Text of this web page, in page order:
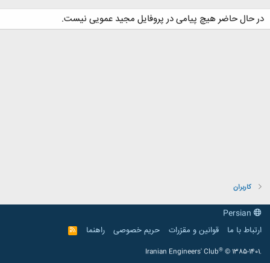
در حال حاضر هیچ پیامی در پروفایل مجید عمویی نیست.
کاربران
ارتباط با ما
قوانین و مقرّرات حریم خصوصی راهنما
R
S
Iranian Engineers' Club® © 1385-1401.